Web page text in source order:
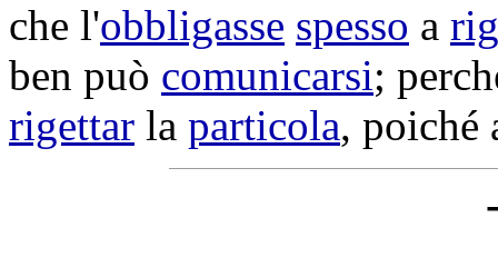
che l'obbligasse spesso a
ben può comunicarsi;
rigettar la particola,